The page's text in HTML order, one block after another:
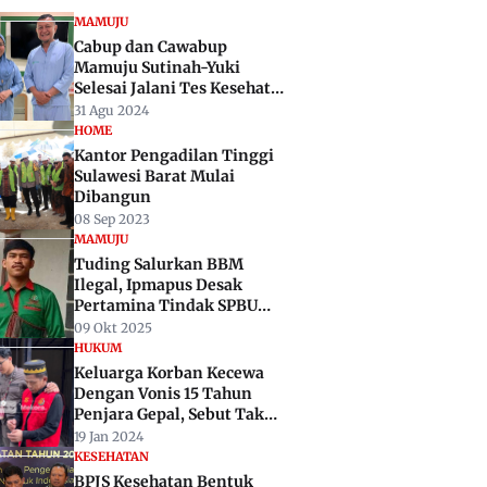
MAMUJU
Cabup dan Cawabup
Mamuju Sutinah-Yuki
Selesai Jalani Tes Kesehatan
di RSUP Wahidin Makassar
31 Agu 2024
HOME
Kantor Pengadilan Tinggi
Sulawesi Barat Mulai
Dibangun
08 Sep 2023
MAMUJU
Tuding Salurkan BBM
Ilegal, Ipmapus Desak
Pertamina Tindak SPBU
Kalukku
09 Okt 2025
HUKUM
Keluarga Korban Kecewa
Dengan Vonis 15 Tahun
Penjara Gepal, Sebut Tak
Setimpal
19 Jan 2024
KESEHATAN
BPJS Kesehatan Bentuk